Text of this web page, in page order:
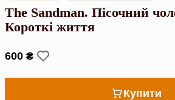
The Sandman. Пісочний
Короткі життя
600 ₴
Купити